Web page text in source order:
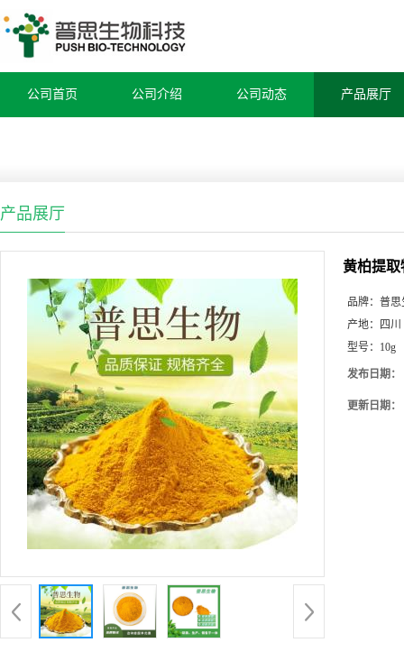
公司首页 公司介绍 公司动态 产品展厅
产品展厅
黄柏提取
品牌： 普思
产地：
四川
型号： 10g
发布日期：
更新日期：